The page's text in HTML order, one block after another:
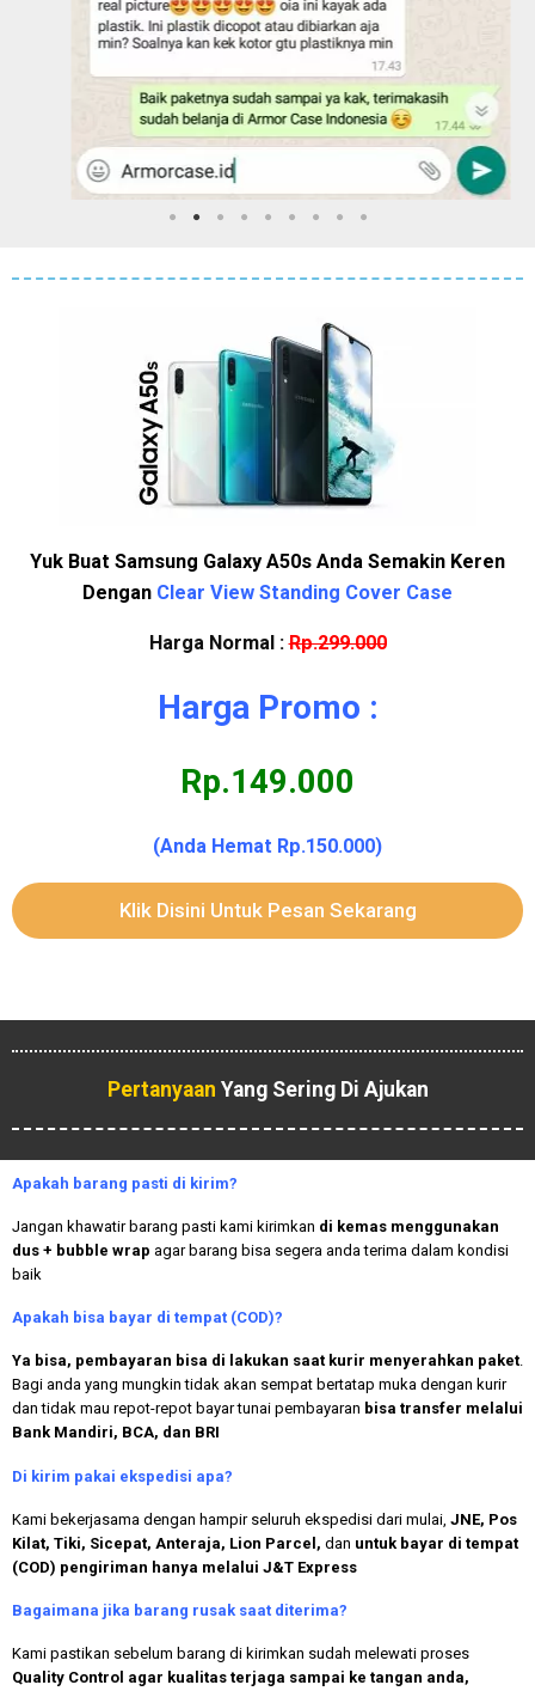
Yuk Buat Samsung Galaxy A50s Anda Semakin Keren
Dengan Clear View Standing Cover Case
Harga Normal :Rp.299.000
Harga Promo :
Rp.149.000
(Anda Hemat Rp.150.000)
Klik Disini Untuk Pesan Sekarang
Pertanyaan Yang Sering Di Ajukan
Apakah barang pasti di kirim?
Jangan khawatir barang pasti kami kirimkan di kemas menggunakan
dus + bubble wrap agar barang bisa segera anda terima dalam kondisi
baik
Apakah bisa bayar di tempat (COD)?
Ya bisa, pembayaran bisa di lakukan saat kurir menyerahkan paket.
Bagi anda yang mungkin tidak akan sempat bertatap muka dengan kurir
dan tidak mau repot-repot bayar tunai pembayaran bisa transfer melalui
Bank Mandiri, BCA, dan BRI
Di kirim pakai ekspedisi apa?
Kami bekerjasama dengan hampir seluruh ekspedisi dari mulai, JNE, Pos
Kilat, Tiki, Sicepat, Anteraja, Lion Parcel, dan untuk bayar di tempat
(COD) pengiriman hanya melalui J&T Express
Bagaimana jika barang rusak saat diterima?
Kami pastikan sebelum barang di kirimkan sudah melewati proses
Quality Control agar kualitas terjaga sampai ke tangan anda,